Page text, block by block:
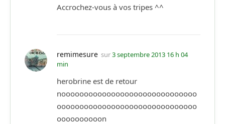
Accrochez-vous à vos tripes ^^
remimesure sur3 septembre 2013 16 h 04
min
herobrine est de retour
noooooooooooooooooooooooooooooo
ooooooooooooooooooooooooooooooo
oooooooooon